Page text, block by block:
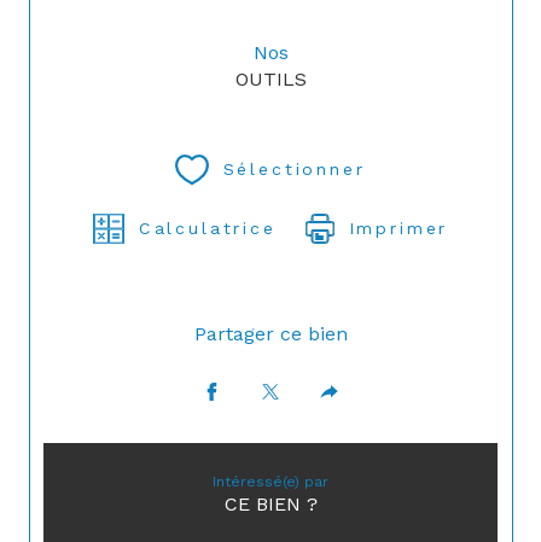
Nos
OUTILS
Sélectionner
Calculatrice Imprimer
Partager ce bien
Intéressé(e) par
CE BIEN ?